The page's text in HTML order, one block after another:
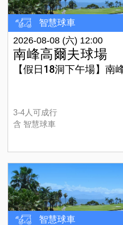
智慧球車
2026-08-08 (六) 12:00
南峰高爾夫球場
3-4人可成行
含 智慧球車
智慧球車